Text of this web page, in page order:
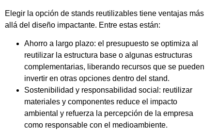
Elegir la opción de stands reutilizables tiene ventajas más
allá del diseño impactante. Entre estas están:
Ahorro a largo plazo: el presupuesto se optimiza al
reutilizar la estructura base o algunas estructuras
complementarias, liberando recursos que se pueden
invertir en otras opciones dentro del stand.
Sostenibilidad y responsabilidad social: reutilizar
materiales y componentes reduce el impacto
ambiental y refuerza la percepción de la empresa
como responsable con el medioambiente.